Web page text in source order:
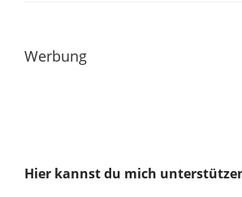
Werbung
Hier kannst du mich